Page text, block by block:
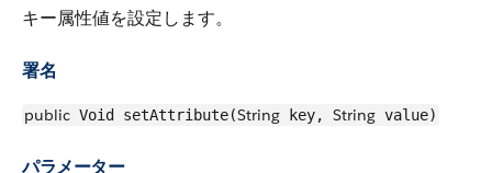
キー属性値を設定します。
署名
public Void setAttribute(String key, String value)
パラメーター